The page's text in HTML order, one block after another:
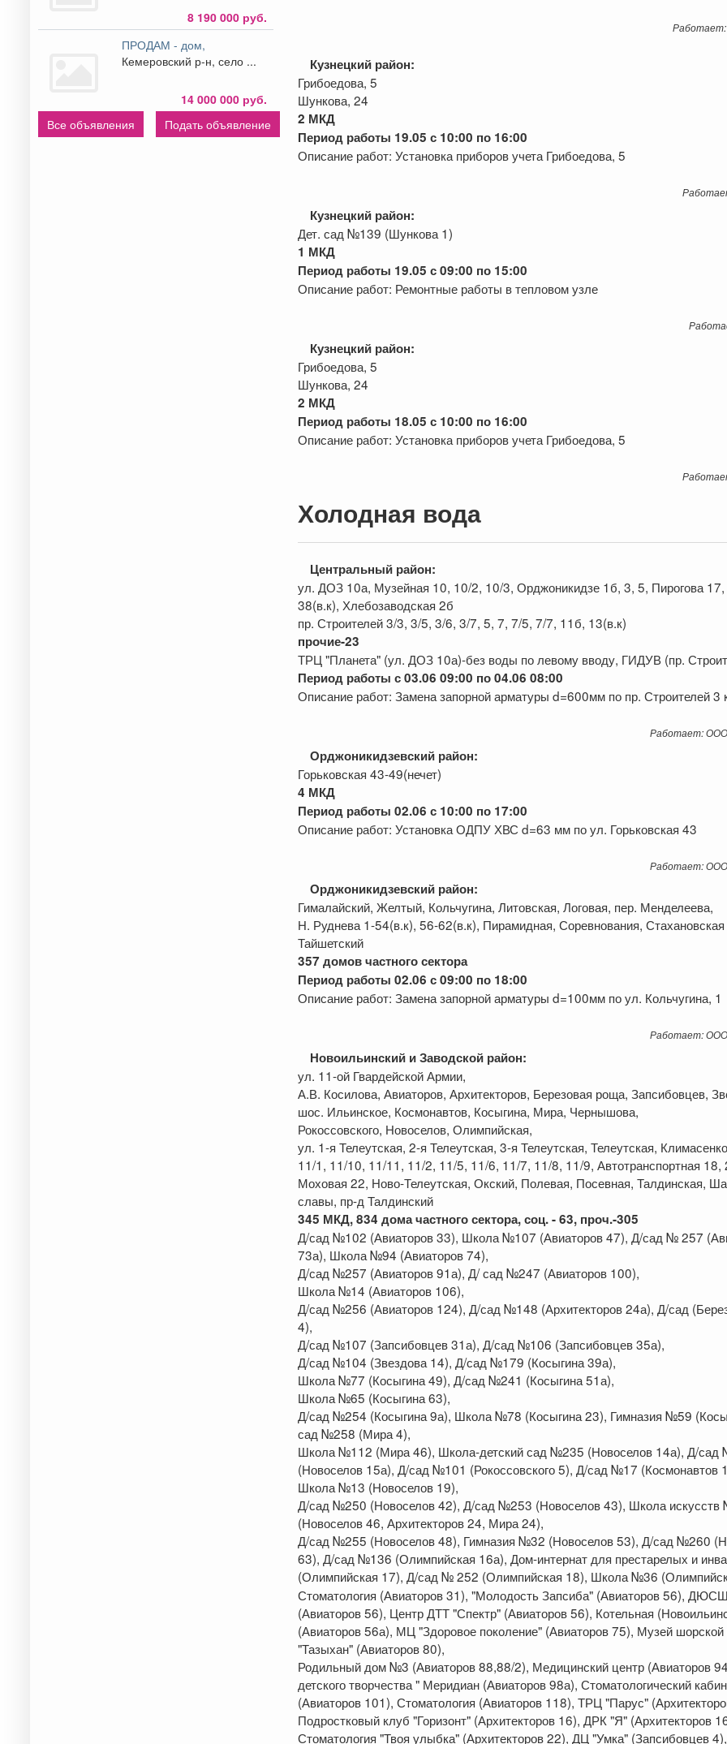
8 190 000 руб.
ПРОДАМ - дом,
Кемеровский р-н, село ...
14 000 000 руб.
Все объявления
Подать объявление
Кузнецкий район:
Грибоедова, 5
Шункова, 24
2 МКД
Период работы 19.05 с 10:00 по 16:00
Описание работ: Установка приборов учета Грибоедова, 5
Кузнецкий район:
Дет. сад №139 (Шункова 1)
1 МКД
Период работы 19.05 с 09:00 по 15:00
Описание работ: Ремонтные работы в тепловом узле
Кузнецкий район:
Грибоедова, 5
Шункова, 24
2 МКД
Период работы 18.05 с 10:00 по 16:00
Описание работ: Установка приборов учета Грибоедова, 5
Холодная вода
Центральный район:
ул. ДОЗ 10а, Музейная 10, 10/2, 10/3, Орджоникидзе 1б, 3, 5, Пирогова
38(в.к), Хлебозаводская 2б
пр. Строителей 3/3, 3/5, 3/6, 3/7, 5, 7, 7/5, 7/7, 11б, 13(в.к)
прочие-23
ТРЦ "Планета" (ул. ДОЗ 10а)-без воды по левому вводу, ГИДУВ (пр.
Период работы с 03.06 09:00 по 04.06 08:00
Описание работ: Замена запорной арматуры d=600мм по пр. Строителей 3
Работает: ООО
Орджоникидзевскийрайон:
Горьковская 43-49(нечет)
4 МКД
Период работы 02.06 с 10:00 по 17:00
Описание работ: Установка ОДПУ ХВС d=63 мм по ул. Горьковская 43
Работает: ООО
Орджоникидзевский район:
Гималайский, Желтый, Кольчугина, Литовская, Логовая, пер. Менделеева,
Н. Руднева 1-54(в.к), 56-62(в.к), Пирамидная, Соревнования,
Тайшетский
357 домов частного сектора
Период работы 02.06 с 09:00 по 18:00
Описание работ: Замена запорной арматуры d=100мм по ул. Кольчугина, 1
Работает: ООО
Новоильинский и Заводской район:
ул. 11-ой Гвардейской Армии,
А.В. Косилова, Авиаторов, Архитекторов, Березовая роща, Запсибовцев,
шос. Ильинское, Космонавтов, Косыгина, Мира, Чернышова,
Рокоссовского, Новоселов, Олимпийская,
ул. 1-я Телеутская, 2-я Телеутская, 3-я Телеутская, Телеутская,
11/1, 11/10, 11/11, 11/2, 11/5, 11/6, 11/7, 11/8, 11/9, Автотранспортная 18,
Моховая 22, Ново-Телеутская, Окский, Полевая, Посевная, Талдинская,
славы, пр-д Талдинский
345 МКД,834 дома частного сектора, соц. - 63, проч.-305
Д/сад №102 (Авиаторов 33), Школа №107 (Авиаторов 47), Д/сад № 257
73а), Школа №94 (Авиаторов 74),
Д/сад №257 (Авиаторов 91а), Д/ сад №247 (Авиаторов 100),
Школа №14 (Авиаторов 106),
Д/сад №256 (Авиаторов 124), Д/сад №148 (Архитекторов 24а), Д/сад
4),
Д/сад №107 (Запсибовцев 31а), Д/сад №106 (Запсибовцев 35а),
Д/сад №104 (Звездова 14), Д/сад №179 (Косыгина 39а),
Школа №77 (Косыгина 49), Д/сад №241 (Косыгина 51а),
Школа №65 (Косыгина 63),
Д/сад №254 (Косыгина 9а), Школа №78 (Косыгина 23), Гимназия №59
сад №258 (Мира 4),
Школа №112 (Мира 46), Школа-детский сад №235 (Новоселов 14а), Д/сад
(Новоселов 15а), Д/сад №101 (Рокоссовского 5), Д/сад №17 (Космонавтов
Школа №13 (Новоселов 19),
Д/сад №250 (Новоселов 42), Д/сад №253 (Новоселов 43), Школа
(Новоселов 46, Архитекторов 24, Мира 24),
Д/сад №255 (Новоселов 48), Гимназия №32 (Новоселов 53), Д/сад №260
63), Д/сад №136 (Олимпийская 16а), Дом-интернат для престарелых и
(Олимпийская 17), Д/сад № 252 (Олимпийская 18), Школа №36
Стоматология (Авиаторов 31), "Молодость Запсиба" (Авиаторов 56),
(Авиаторов 56), Центр ДТТ "Спектр" (Авиаторов 56), Котельная
(Авиаторов 56а), МЦ "Здоровое поколение" (Авиаторов 75), Музей шорской
"Тазыхан" (Авиаторов 80),
Родильный дом №3 (Авиаторов 88,88/2), Медицинский центр (Авиаторов
детского творчества " Меридиан (Авиаторов 98а), Стоматологический
(Авиаторов 101), Стоматология (Авиаторов 118), ТРЦ "Парус"
Подростковый клуб "Горизонт" (Архитекторов 16), ДРК "Я" (Архитекторов
Стоматология "Твоя улыбка" (Архитекторов 22), ДЦ "Умка" (Запсибовцев